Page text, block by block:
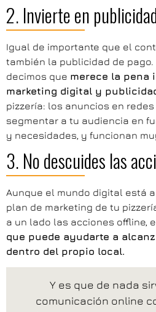
2. Invierte en
Igual de importante que el
también la publicidad de
decimos que merece la pena
marketing digital y
pizzería: los anuncios en
segmentar a tu audiencia en
y necesidades, y funcionan
3. No descuides las
Aunque el mundo digital está
plan de marketing de tu
a un lado las acciones offline,
que puede ayudarte a
dentro del propio local.
Y es que de nada
comunicación online